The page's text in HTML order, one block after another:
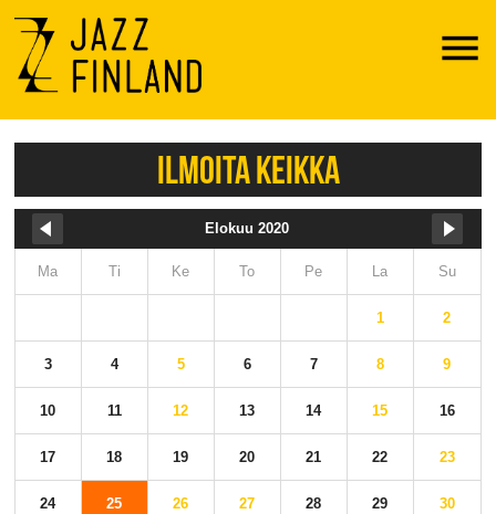
Menu
ILMOITA KEIKKA
Elokuu 2020
Ma Ti Ke To Pe La Su
1 2
3 4 5 6 7 8 9
10 11 12 13 14 15 16
17 18 19 20 21 22 23
24 25 26 27 28 29 30